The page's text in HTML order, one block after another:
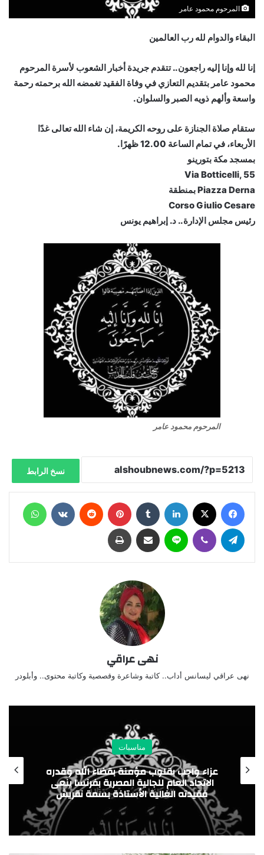
المرحوم محمود عامر
البقاء والدوام لله رب العالمين
إنا لله وإنا إليه راجعون.. تتقدم جريدة أخبار الشعوب لأسرة المرحوم
محمود عامر بتقديم التعازي في وفاة الفقيد تغمضه الله برحمته رحمة
واسعة وألهم ذويه الصبر والسلوان.
ستقام صلاة الجنازة على روحه الكريمة، إن شاء الله تعالى غدًا
الأربعاء، في تمام الساعة 12.00 ظهرًا.
بمسجد مكة بتورينو
Via Botticelli, 55
Piazza Derna بمنطقة
Corso Giulio Cesare
رئيس مجلس الإدارة.. د. إبراهيم يونس
المرحوم محمود عامر
نسخ الرابط
نهى عراقي
نهى عراقي ليسانس أداب.. كاتبة وشاعرة وقصصية وكاتبة محتوى.. وأبلودر
الله وقدره
بفرنسا ينعى
بسمة نقريش
عزاء واجب